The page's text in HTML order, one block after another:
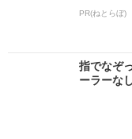
PR(ねとらぼ)
指でなぞ
ーラーな